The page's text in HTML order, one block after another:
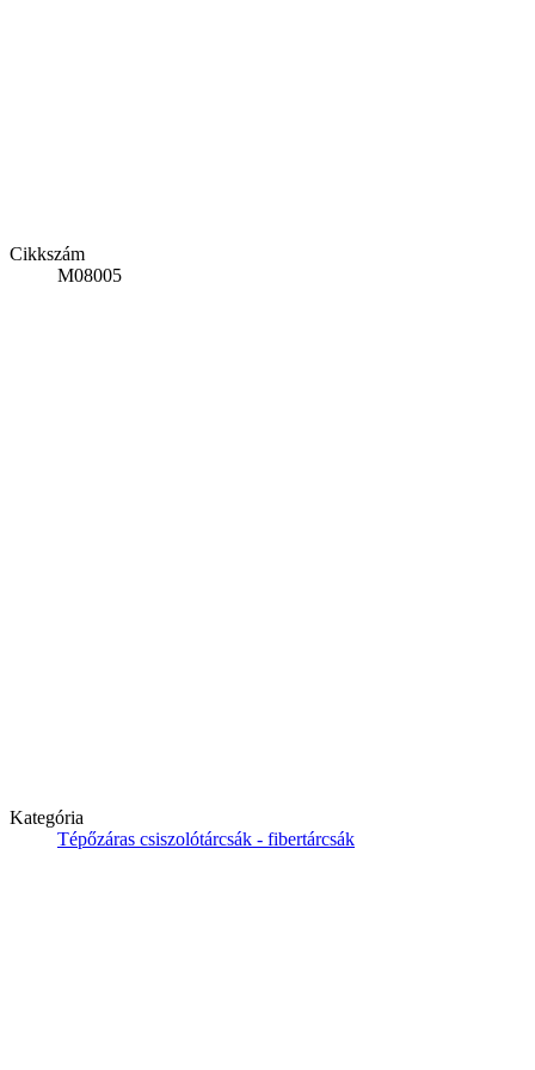
Cikkszám
M08005
Kategória
Tépőzáras csiszolótárcsák - fibertárcsák